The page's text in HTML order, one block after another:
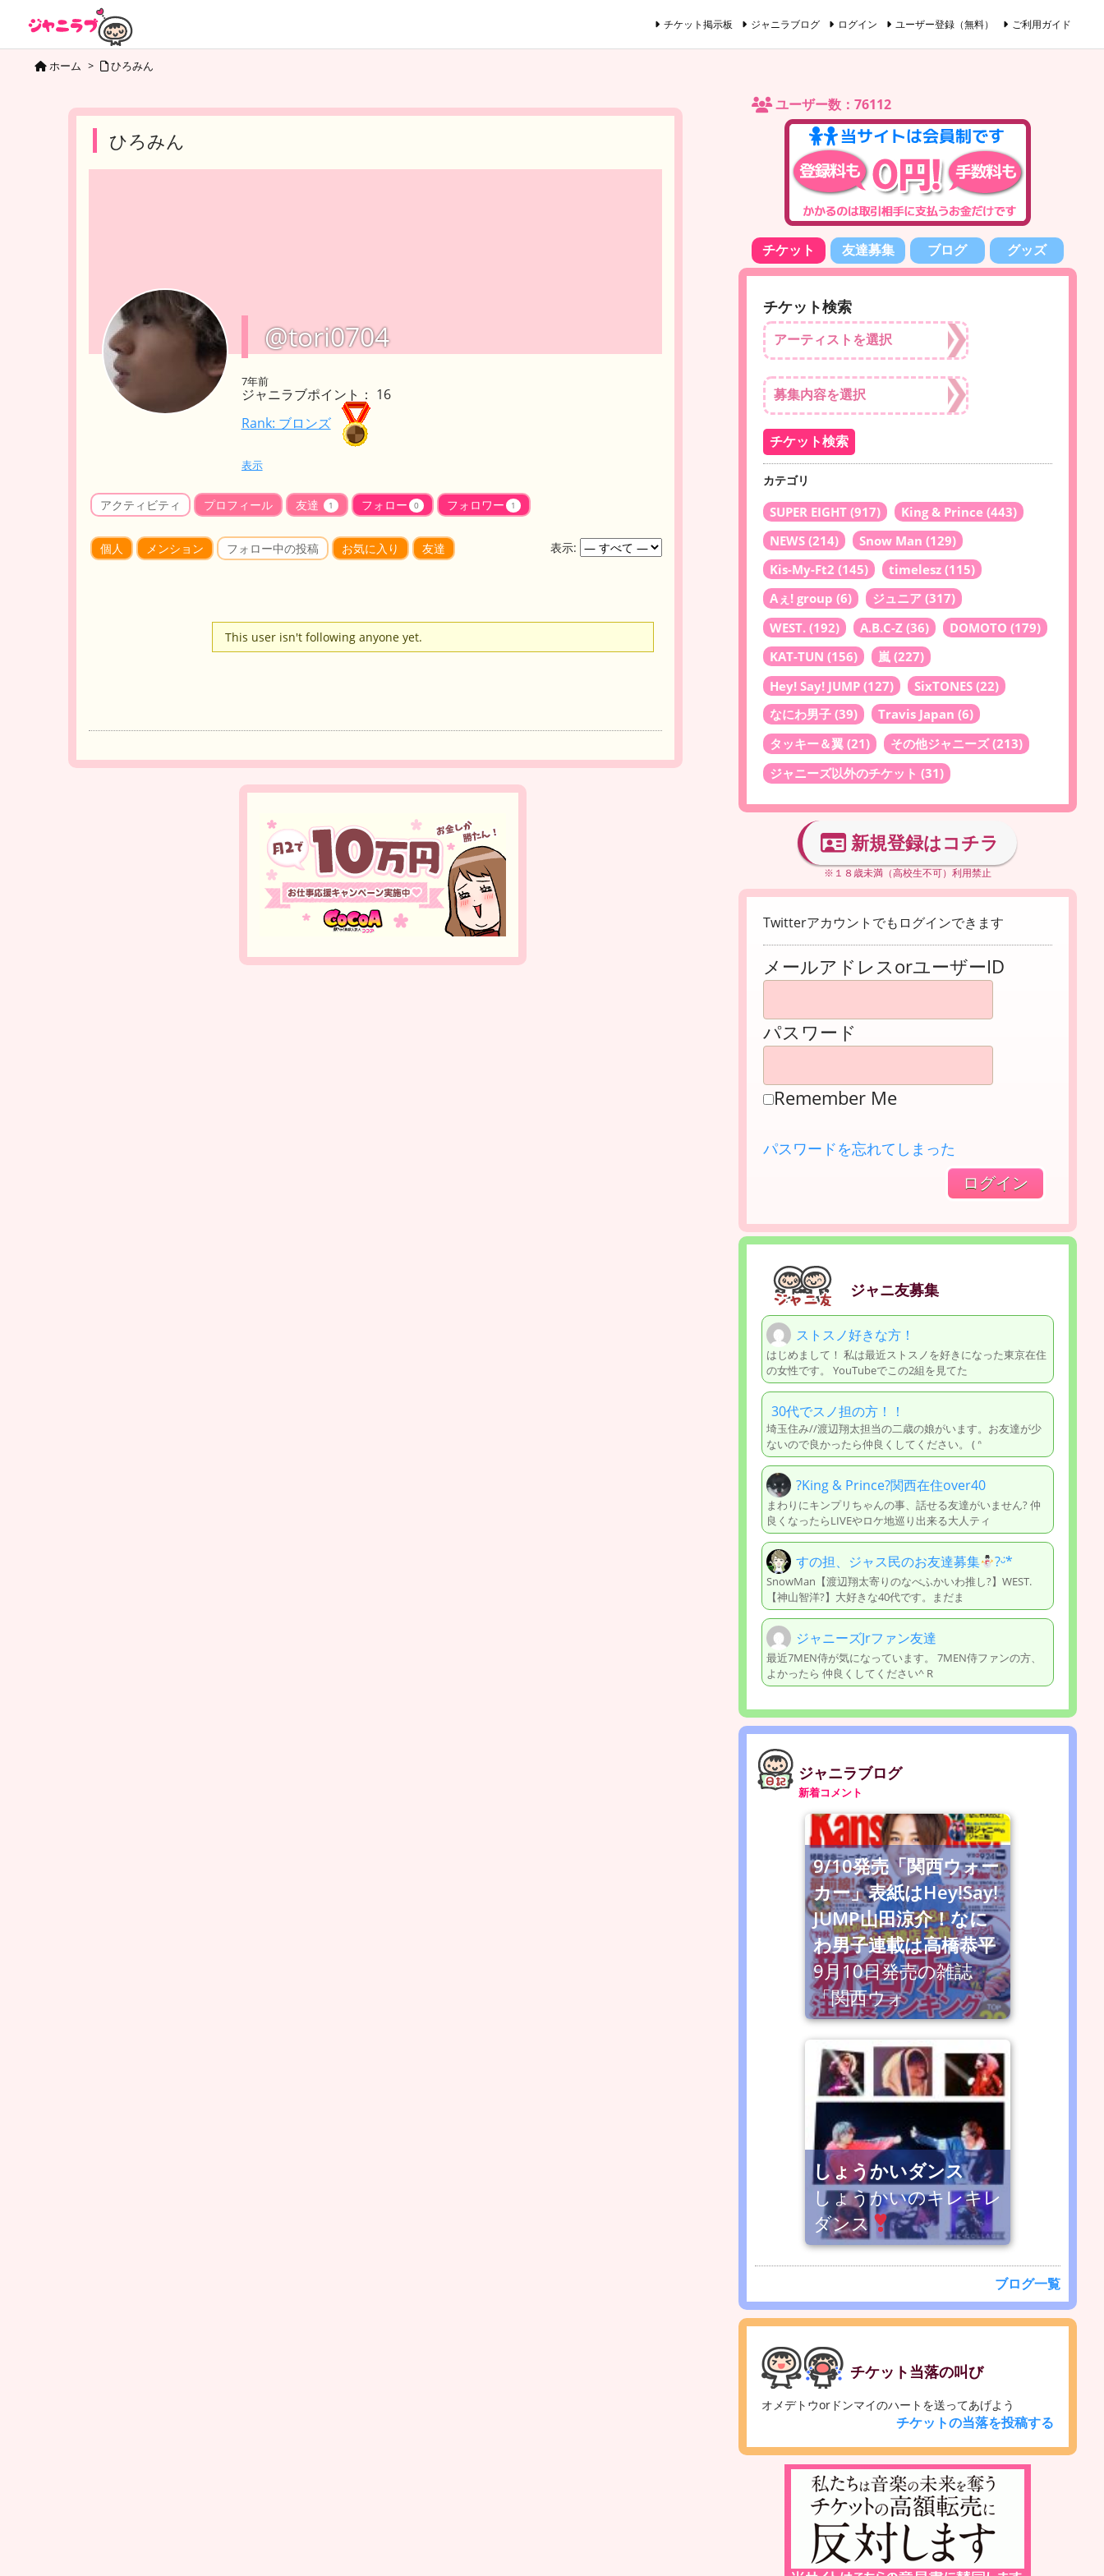
チケット掲示板 ジャニラブログ ログイン ユーザー登録（無料） ご利用ガイド
ホーム > ひろみん
ひろみん
@tori0704
7年前
ジャニラブポイント： 16
Rank: ブロンズ
表示
アクティビティ プロフィール 友達 1 フォロー 0 フォロワー 1
個人 メンション フォロー中の投稿 お気に入り 友達 表示:
This user isn't following anyone yet.
ユーザー数：76112
チケット 友達募集 ブログ グッズ
チケット検索
カテゴリ
SUPER EIGHT (917) King & Prince (443)
NEWS (214) Snow Man (129)
Kis-My-Ft2 (145) timelesz (115)
Aぇ! group (6) ジュニア (317)
WEST. (192) A.B.C-Z (36) DOMOTO (179)
KAT-TUN (156) 嵐 (227)
Hey! Say! JUMP (127) SixTONES (22)
なにわ男子 (39) Travis Japan (6)
タッキー＆翼 (21) その他ジャニーズ(213)
ジャニーズ以外のチケット (31)
新規登録はコチラ
※１８歳未満（高校生不可）利用禁止
Twitterアカウントでもログインできます
メールアドレスorユーザーID
パスワード
Remember Me
パスワードを忘れてしまった
ジャニ友募集
ストスノ好きな方！
はじめまして！ 私は最近ストスノを好きになった東京在住
の女性です。 YouTubeでこの2組を見てた
30代でスノ担の方！！
埼玉住み//渡辺翔太担当の二歳の娘がいます。お友達が少
ないので良かったら仲良くしてください。 ( ᐢ
?King & Prince?関西在住over40
まわりにキンプリちゃんの事、話せる友達がいません? 仲
良くなったらLIVEやロケ地巡り出来る大人ティ
すの担、ジャス民のお友達募集 ?ᵕ̈*
SnowMan【渡辺翔太寄りのなべふかいわ推し?】WEST.
【神山智洋?】大好きな40代です。まだま
ジャニーズJrファン友達
最近7MEN侍が気になっています。 7MEN侍ファンの方、
よかったら 仲良くしてください^ R
ジャニラブログ
新着コメント
9/10発売「関西ウォー
カー」表紙はHey!Say!
JUMP山田涼介！なに
わ男子連載は高橋恭平
9月10日発売の雑誌
「関西ウォ
しょうかいダンス
しょうかいのキレキレ
ダンス
ブログ一覧
チケット当落の叫び
オメデトウorドンマイのハートを送ってあげよう
チケットの当落を投稿する